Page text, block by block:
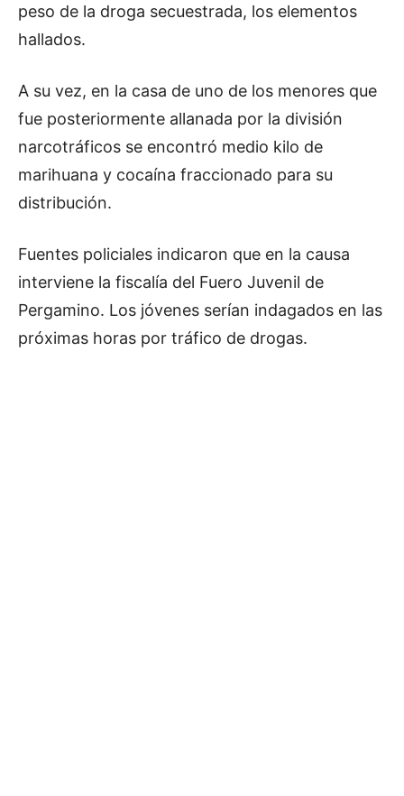
peso de la droga secuestrada, los elementos
hallados.
A su vez, en la casa de uno de los menores que
fue posteriormente allanada por la división
narcotráficos se encontró medio kilo de
marihuana y cocaína fraccionado para su
distribución.
Fuentes policiales indicaron que en la causa
interviene la fiscalía del Fuero Juvenil de
Pergamino. Los jóvenes serían indagados en las
próximas horas por tráfico de drogas.